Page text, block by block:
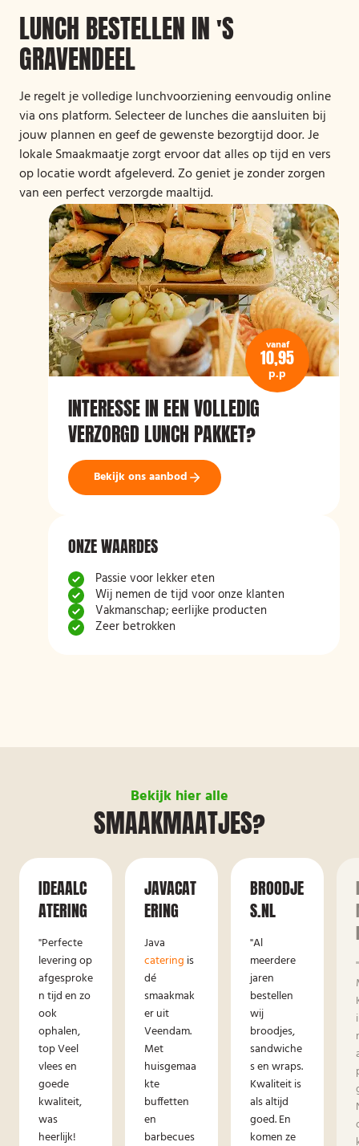
LUNCH BESTELLEN IN 'S
GRAVENDEEL
Je regelt je volledige lunchvoorziening eenvoudig online
via ons platform. Selecteer de lunches die aansluiten bij
jouw plannen en geef de gewenste bezorgtijd door. Je
lokale Smaakmaatje zorgt ervoor dat alles op tijd en vers
op locatie wordt afgeleverd. Zo geniet je zonder zorgen
van een perfect verzorgde maaltijd.
vanaf
10,95
p.p
INTERESSE IN EEN VOLLEDIG
VERZORGD LUNCH PAKKET?
Bekijk ons aanbod
ONZE WAARDES
Passie voor lekker eten
Wij nemen de tijd voor onze klanten
Vakmanschap; eerlijke producten
Zeer betrokken
Bekijk hier alle
SMAAKMAATJES?
IDEAALC
ATERING
"Perfecte
levering op
afgesproke
n tijd en zo
ook
ophalen,
top Veel
vlees en
goede
kwaliteit,
was
heerlijk!
JAVACAT
ERING
Java
catering is
dé
smaakmak
er uit
Veendam.
Met
huisgemaa
kte
buffetten
en
barbecues
BROODJE
S.NL
"Al
meerdere
jaren
bestellen
wij
broodjes,
sandwiche
s en wraps.
Kwaliteit is
als altijd
goed. En
komen ze